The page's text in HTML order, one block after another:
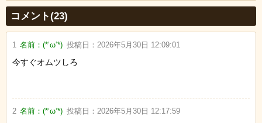
Powered by livedoor 相互RSS
コメント(23)
1 名前：(*‘ω‘*) 投稿日： 2026年5月30日 12:09:01
今すぐオムツしろ
2 名前：(*‘ω‘*) 投稿日： 2026年5月30日 12:17:59